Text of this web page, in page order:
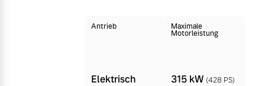
Antrieb
Elektrisch
Maximale
Motorleistung
315 kW (428 PS)